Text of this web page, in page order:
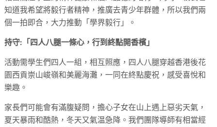
知道我希望將毅行者精神，推廣去青少年群體，所以我們兩
個一拍即合，大力推動「學界毅行」。
持守:「四人八腿一條心，行到終點開香檳」
活動需學生們四人一組，相互照應，四人八腿穿越香港後花
園西貢崇山峻嶺和美麗海灘，一同在終點慶祝，感受喜悅和
樂趣。
家長們可能會有滿腹疑問，擔心子女在山上遇上惡劣天氣，
夏天暴雨和酷熱，冬天又氣温急降。我們團隊導師有相當經